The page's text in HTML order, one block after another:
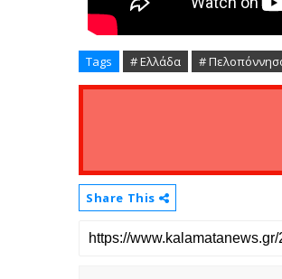
Tags # Ελλάδα #
Share This